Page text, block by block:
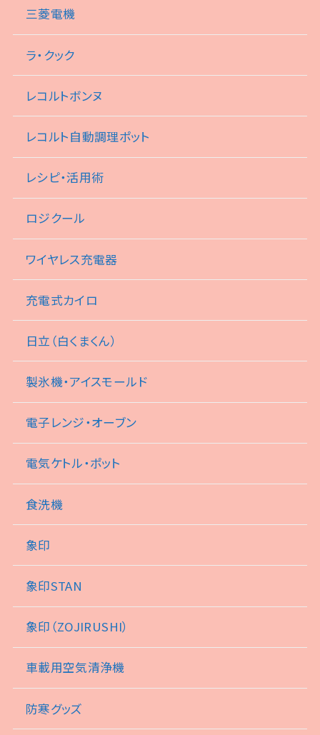
三菱電機
ラ・クック
レコルトボンヌ
レコルト自動調理ポット
レシピ・活用術
ロジクール
ワイヤレス充電器
充電式カイロ
日立（白くまくん）
製氷機・アイスモールド
電子レンジ・オーブン
電気ケトル・ポット
食洗機
象印
象印STAN
象印（ZOJIRUSHI）
車載用空気清浄機
防寒グッズ